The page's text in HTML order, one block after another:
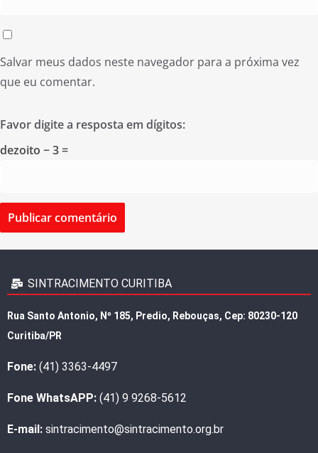
Salvar meus dados neste navegador para a próxima vez
que eu comentar.
Favor digite a resposta em dígitos:
dezoito − 3 =
SINTRACIMENTO CURITIBA
Rua Santo Antonio, Nº 185, Predio, Rebouças, Cep: 80230-120
Curitiba/PR
Fone: (41) 3363-4497
Fone WhatsAPP: (41) 9 9268-5612
E-mail: sintracimento@sintracimento.org.br